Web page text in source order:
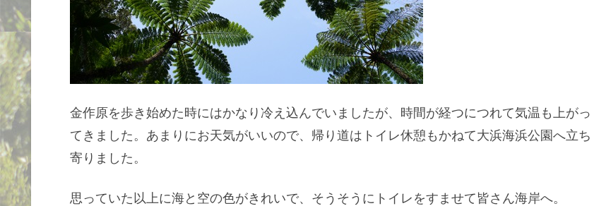
金作原を歩き始めた時にはかなり冷え込んでいましたが、時間が経つにつれて気温も上がっ
てきました。あまりにお天気がいいので、帰り道はトイレ休憩もかねて大浜海浜公園へ立ち
寄りました。
思っていた以上に海と空の色がきれいで、そうそうにトイレをすませて皆さん海岸へ。